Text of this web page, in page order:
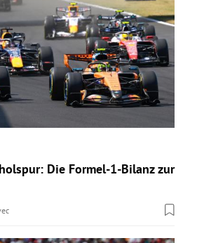
Die Formel-1-Bilanz zur